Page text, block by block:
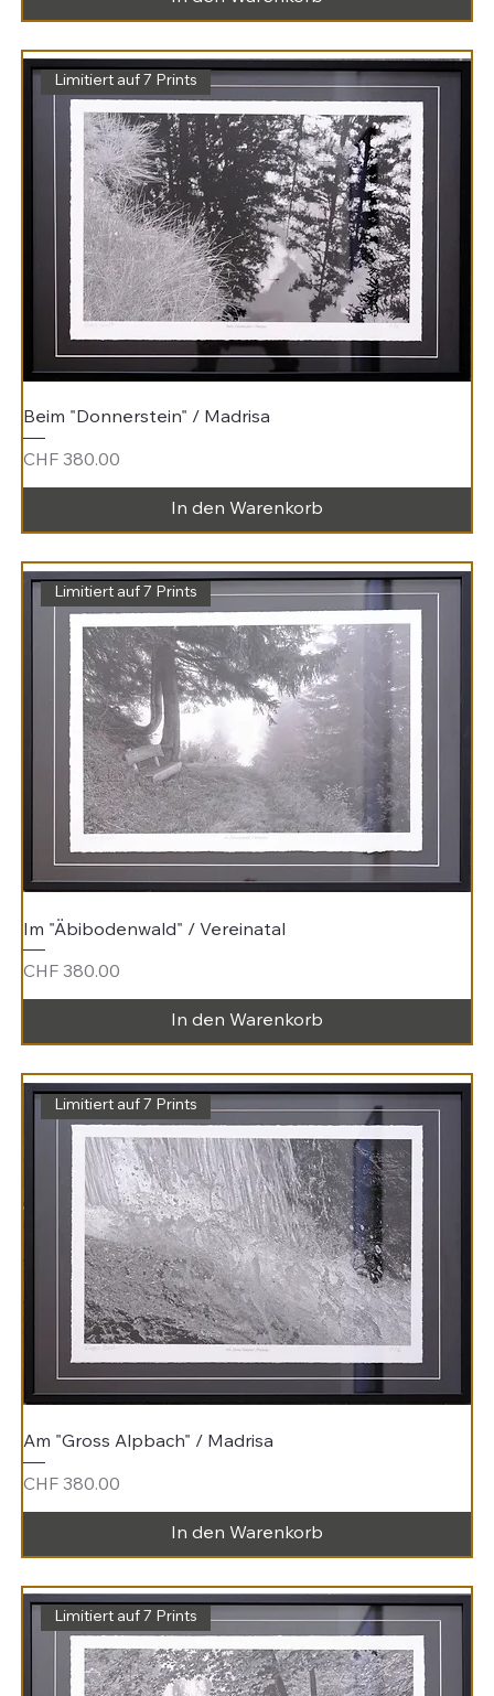
Limitiert auf 7 Prints
Beim "Donnerstein" / Madrisa
Preis
CHF 380.00
In den Warenkorb
Limitiert auf 7 Prints
Im "Äbibodenwald" / Vereinatal
Preis
CHF 380.00
In den Warenkorb
Limitiert auf 7 Prints
Am "Gross Alpbach" / Madrisa
Preis
CHF 380.00
In den Warenkorb
Limitiert auf 7 Prints